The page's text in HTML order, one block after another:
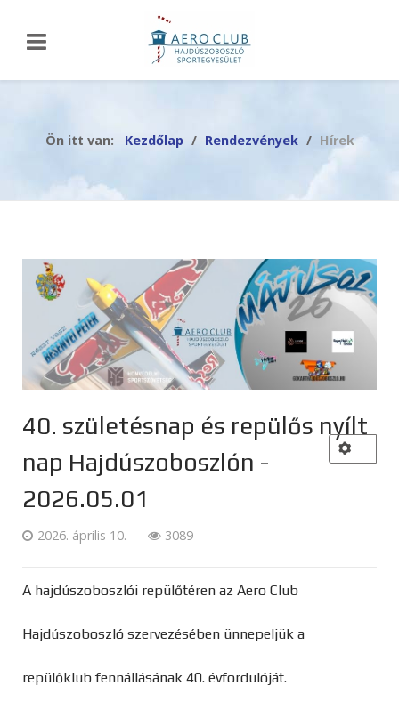
Ön itt van: Kezdőlap Rendezvények Hírek
40. születésnap és repülős nyílt
nap Hajdúszoboszlón -
2026.05.01
2026. április 10. 3089
A hajdúszoboszlói repülőtéren az Aero Club
Hajdúszoboszló szervezésében ünnepeljük a
repülőklub fennállásának 40. évfordulóját.